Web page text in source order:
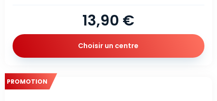
13,90 €
Choisir un centre
PROMOTION